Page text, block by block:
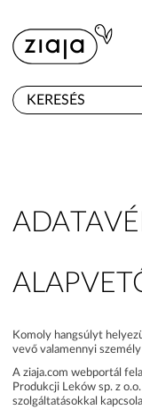
E-SHOP
Komoly hangsúlyt
vevő valamennyi
A ziaja.com webportál
Produkcji Leków sp. z
szolgáltatásokkal